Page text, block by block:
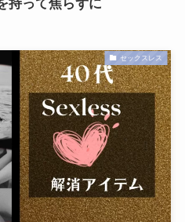
持って焦らずに
セックスレス